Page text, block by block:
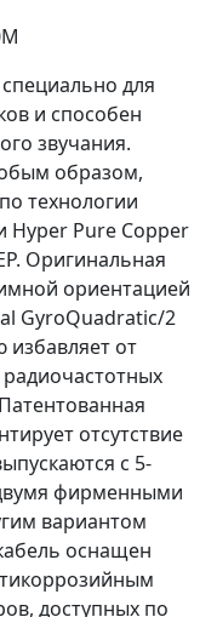
для
и способен
звучания.
образом,
технологии
Hyper Pure Copper
Оригинальная
ориентацией
GyroQuadratic/2
избавляет от
отсутствие
с 5-
фирменными
вариантом
оснащен
доступных по